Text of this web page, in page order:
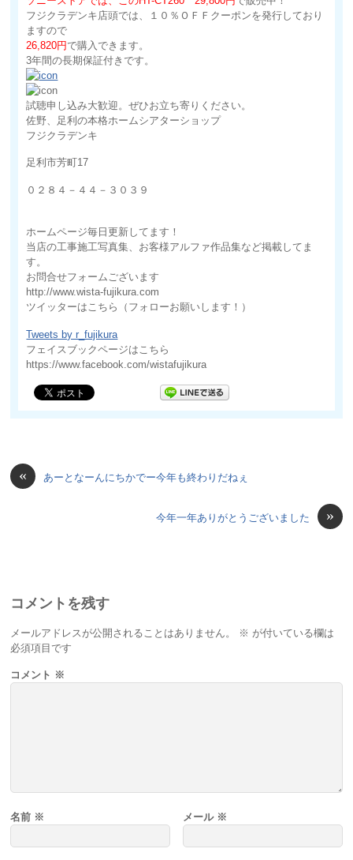
フジクラデンキ店頭では、１０％ＯＦＦクーポンを発行しており
ますので
26,820円 で購入できます。
3年間の長期保証付きです。
試聴申し込み大歓迎。ぜひお立ち寄りください。
佐野、足利の本格ホームシアターショップ
フジクラデンキ
足利市芳町17
０２８４－４４－３０３９
ホームページ毎日更新してます！
当店の工事施工写真集、お客様アルファ作品集など掲載してま
す。
お問合せフォームございます
http://www.wista-fujikura.com
ツイッターはこちら（フォローお願いします！）
Tweets by r_fujikura
フェイスブックページはこちら
https://www.facebook.com/wistafujikura
« あーとなーんにちかでー今年も終わりだねぇ
»
今年一年ありがとうございました
コメントを残す
メールアドレスが公開されることはありません。 ※ が付いている欄は
必須項目です
コメント ※
名前 ※ メール ※